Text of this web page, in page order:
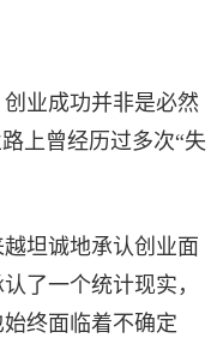
业成功并非是必然
上曾经历过多次“失
坦诚地承认创业面
了一个统计现实，
终面临着不确定